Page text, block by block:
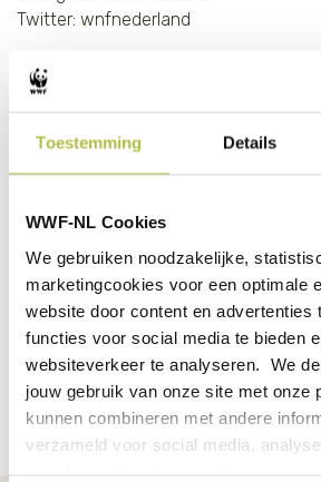
Toestemming Details
WWF-NL Cookies
We gebruiken noodzakelijke,
marketingcookies voor een optimale
website door content en advertenties
functies voor social media te bieden
websiteverkeer te analyseren. We
jouw gebruik van onze site met onze
kunnen combineren met andere
verzameld voor social media,
Twitter: wnfnederland
Gift geven?
NL31RABO0300000030,
Artikelen uit Be one with nature
schriftelijke toestemming vooraf van
Fonds te Zeist en met
overgenomen. Het panda-logo is een
beeldmerk.